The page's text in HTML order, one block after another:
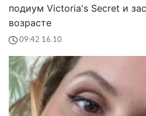
подиум Victoria's Secret и
возрасте
09:42 16.10